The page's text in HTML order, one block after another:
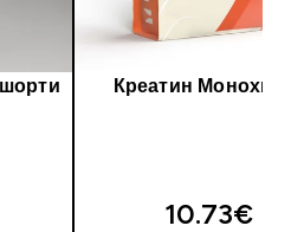
price
Креатин
10.73€‎